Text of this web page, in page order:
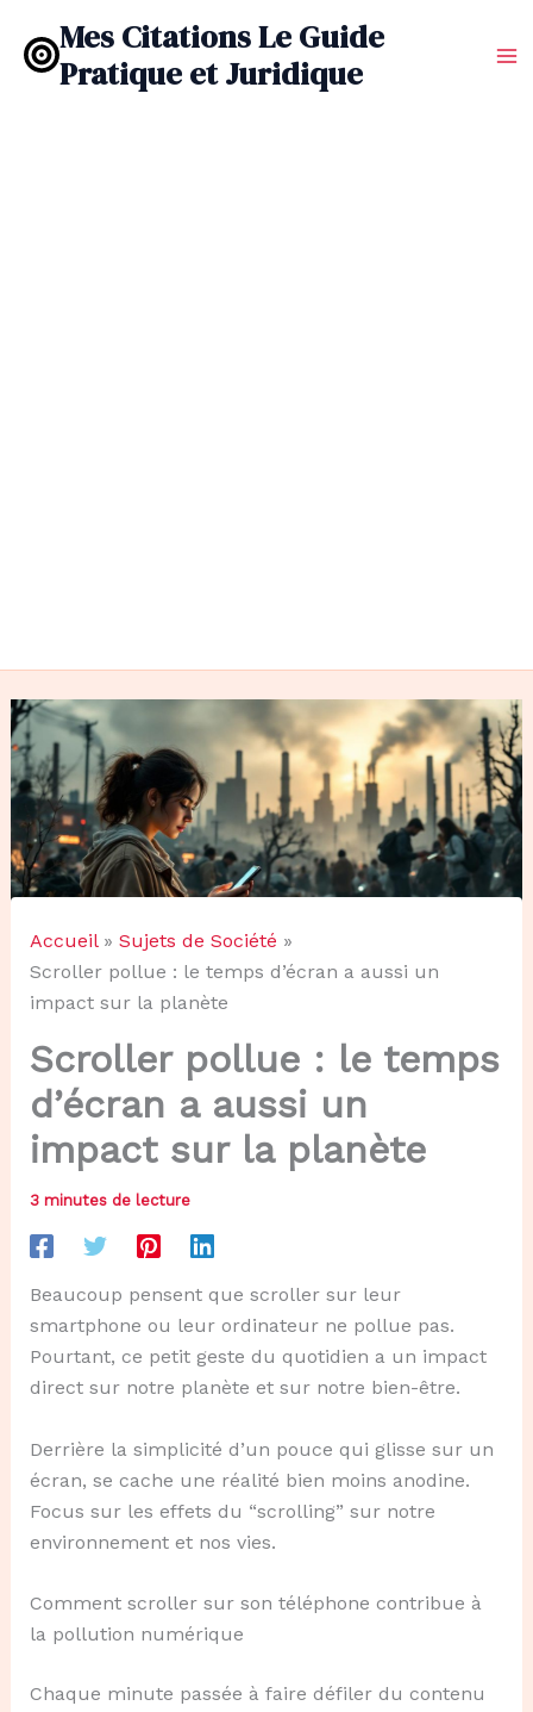
contenu
Mes Citations Le Guide
Pratique et Juridique
Accueil
Sujets de Société
Scroller pollue : le temps d’écran a aussi un
impact sur la planète
Scroller pollue : le temps
d’écran a aussi un
impact sur la planète
3 minutes de lecture
Beaucoup pensent que scroller sur leur
smartphone ou leur ordinateur ne pollue pas.
Pourtant, ce petit geste du quotidien a un impact
direct sur notre planète et sur notre bien-être.
Derrière la simplicité d’un pouce qui glisse sur un
écran, se cache une réalité bien moins anodine.
Focus sur les effets du “scrolling” sur notre
environnement et nos vies.
Comment scroller sur son téléphone contribue à
la pollution numérique
Chaque minute passée à faire défiler du contenu